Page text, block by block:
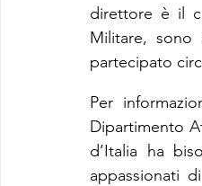
direttore è il
Militare,
partecipato
Per
Dipartimento
d’Italia ha
appassionati